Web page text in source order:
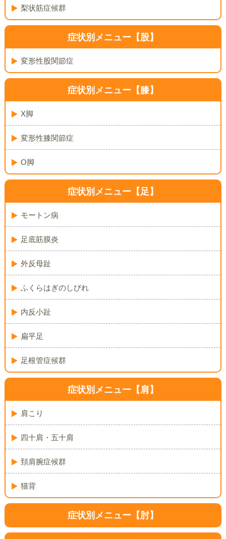
梨状筋症候群
症状別メニュー【股】
変形性股関節症
症状別メニュー【膝】
X脚
変形性膝関節症
O脚
症状別メニュー【足】
モートン病
足底筋膜炎
外反母趾
ふくらはぎのしびれ
内反小趾
扁平足
足根管症候群
症状別メニュー【肩】
肩こり
四十肩・五十肩
頚肩腕症候群
猫背
症状別メニュー【肘】